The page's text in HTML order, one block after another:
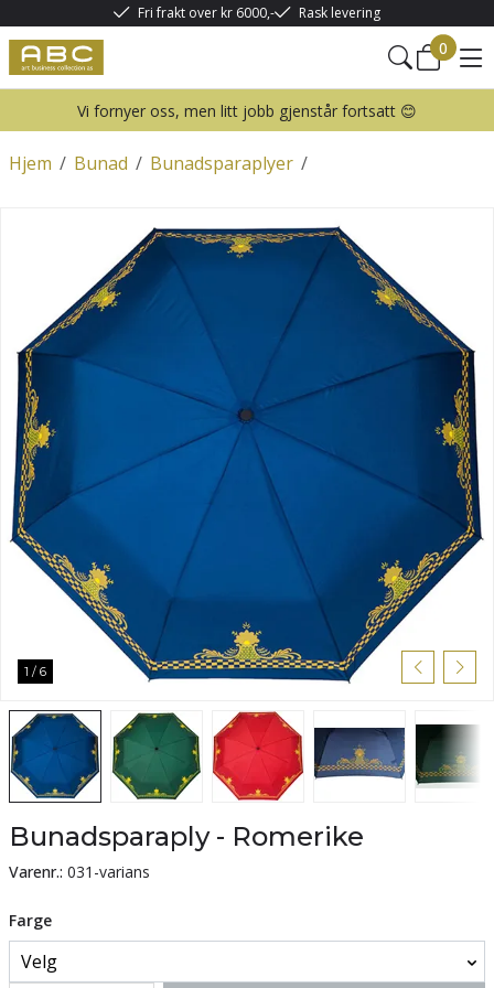
Fri frakt over kr 6000,- Rask levering
0
Vi fornyer oss, men litt jobb gjenstår fortsatt 😊
/
Hjem /
Bunad /
Bunadsparaplyer
1 / 6
Bunadsparaply - Romerike
Varenr.: 031-varians
Farge
Velg